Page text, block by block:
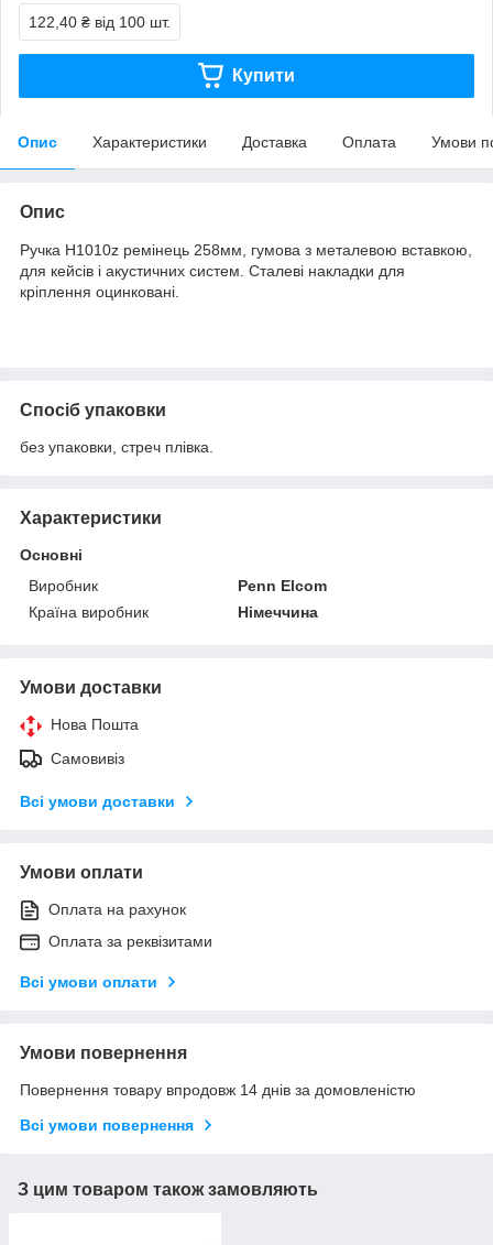
122,40 ₴ від 100 шт.
Купити
Опис Характеристики Доставка Оплата Умови
Опис
Ручка H1010z ремінець 258мм, гумова з металевою вставкою,
для кейсів і акустичних систем. Сталеві накладки для
кріплення оцинковані.
Спосіб упаковки
без упаковки, стреч плівка.
Характеристики
Основні
Виробник
Penn Elcom
Країна виробник
Німеччина
Умови доставки
Нова Пошта
Самовивіз
Всі умови доставки
Умови оплати
Оплата на рахунок
Оплата за реквізитами
Всі умови оплати
Умови повернення
Повернення товару впродовж 14 днів за домовленістю
Всі умови повернення
З цим товаром також замовляють